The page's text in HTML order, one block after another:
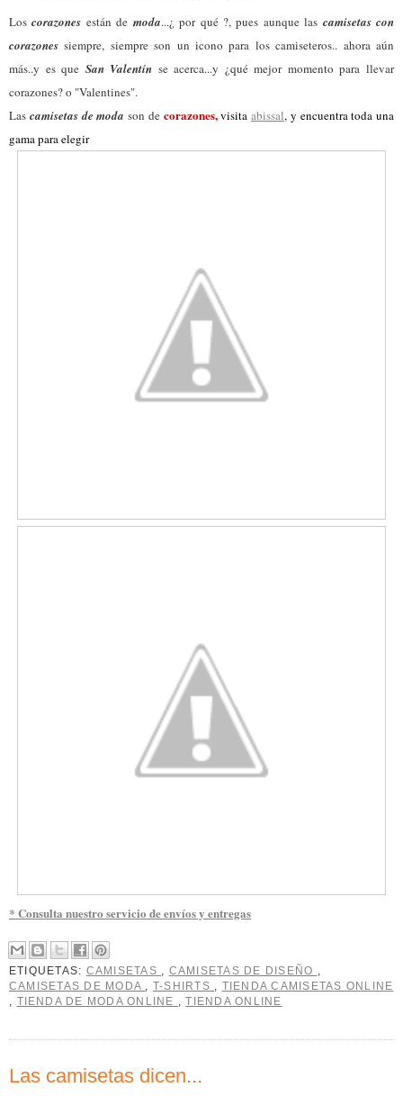
Los corazones están de moda...¿ por qué ?, pues aunque las camisetas con
corazones siempre, siempre son un icono para los camiseteros.. ahora aún
más..y es que San Valentín se acerca...y ¿qué mejor momento para llevar
corazones? o "Valentines".
Las camisetas de moda son de corazones,visita abissal, y encuentra toda una
gama para elegir
* Consulta nuestro servicio de envíos y entregas
ETIQUETAS: CAMISETAS CAMISETAS DE DISEÑO
CAMISETAS DE MODA
T-SHIRTS
TIENDA CAMISETAS ONLINE
TIENDA DE MODA ONLINE ,TIENDA ONLINE
Las camisetas dicen...